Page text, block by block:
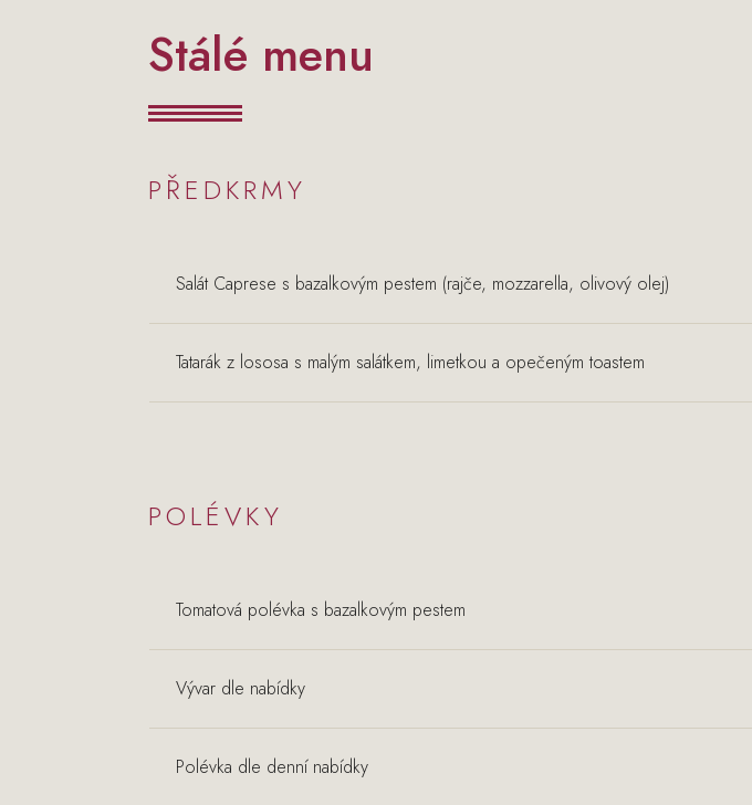
Stálé menu
PŘEDKRMY
Salát Caprese s bazalkovým pestem (rajče, mozzarella, olivový olej)
Tatarák z lososa s malým salátkem, limetkou a opečeným toastem
POLÉVKY
Tomatová polévka s bazalkovým pestem
Vývar dle nabídky
Polévka dle denní nabídky